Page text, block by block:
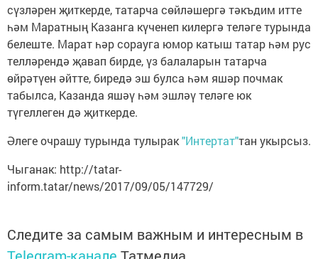
сүзләрен җиткерде, татарча сөйләшергә тәкъдим итте
һәм Маратның Казанга күченеп килергә теләге турында
белеште. Марат һәр сорауга юмор катыш татар һәм рус
телләрендә җавап бирде, үз балаларын татарча
өйрәтүен әйтте, биредә эш булса һәм яшәр почмак
табылса, Казанда яшәү һәм эшләү теләге юк
түгеллеген дә җиткерде.
Әлеге очрашу турында тулырак"Интертат"тан укырсыз.
Чыганак: http://tatar-
inform.tatar/news/2017/09/05/147729/
Следите за самым важным и интересным в